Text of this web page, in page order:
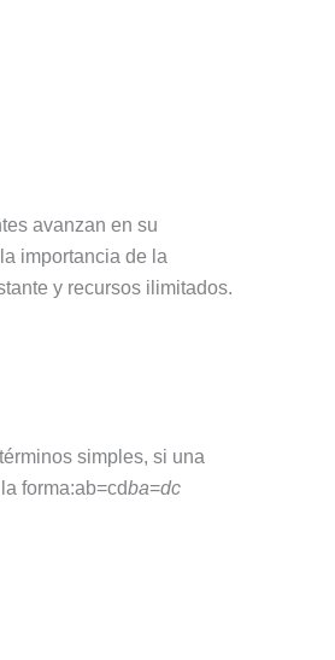
avanzan en su
importancia de la
y recursos ilimitados.
simples, si una
forma:ab=cdba​=dc